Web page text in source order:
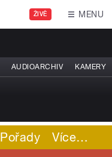
ŽIVĚ MENU
AUDIOARCHIV KAMERY
Pořady Více…